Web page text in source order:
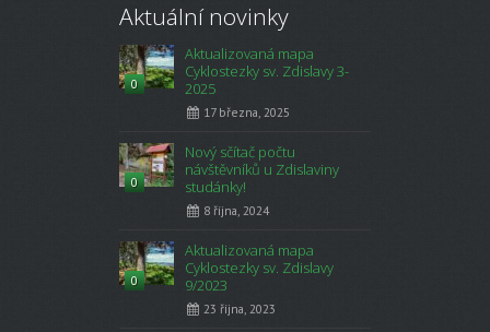
Aktuální novinky
0
Aktualizovaná mapa
Cyklostezky sv. Zdislavy 3-
2025
17 března, 2025
0
Nový sčítač počtu
návštěvníků u Zdislaviny
studánky!
8 října, 2024
0
Aktualizovaná mapa
Cyklostezky sv. Zdislavy
9/2023
23 října, 2023